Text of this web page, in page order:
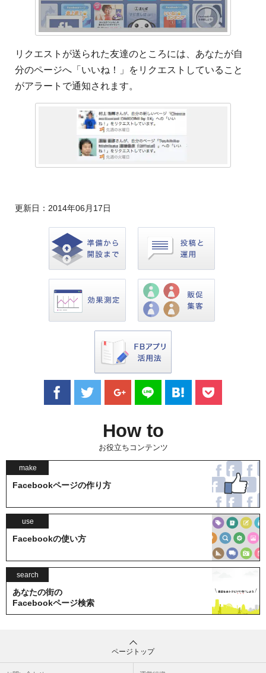
リクエストが送られた友達のところには、あなたが自
分のページへ「いいね！」をリクエストしていること
がアラートで通知されます。
更新日： 2014年06月17日
How to
お役立ちコンテンツ
make
Facebookページの作り方
use
Facebookの使い方
search
あなたの街の
Facebookページ検索
ページトップ